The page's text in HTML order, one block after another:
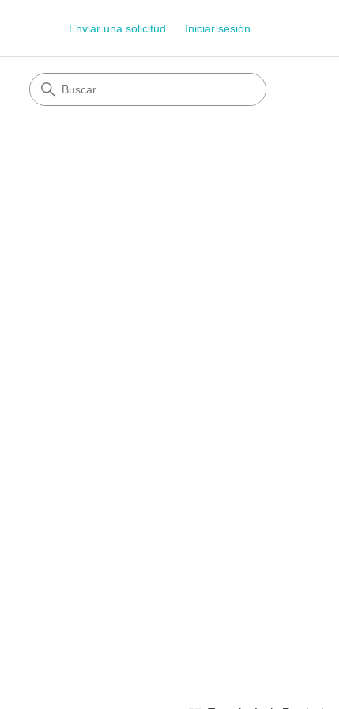
Enviar una solicitud Iniciar sesión